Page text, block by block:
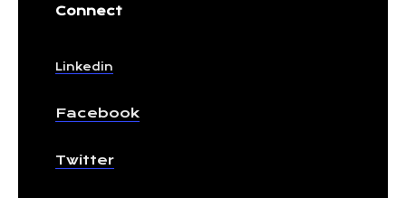
Connect
Linkedin
Facebook
Twitter